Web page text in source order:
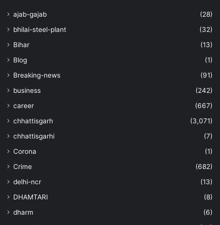
ajab-gajab
(28)
bhilai-steel-plant
(32)
Bihar
(13)
Blog
(1)
Breaking-news
(91)
business
(242)
career
(667)
chhattisgarh
(3,071)
chhattisgarhi
(7)
Corona
(1)
Crime
(682)
delhi-ncr
(13)
DHAMTARI
(8)
dharm
(6)